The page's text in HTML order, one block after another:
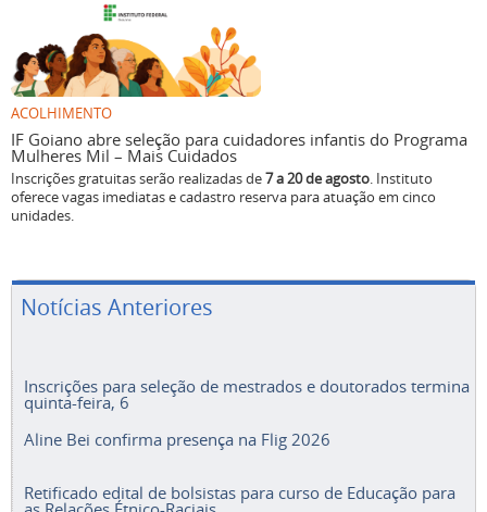
ACOLHIMENTO
IF Goiano abre seleção para cuidadores infantis do Programa
Mulheres Mil – Mais Cuidados
Inscrições gratuitas serão realizadas de7 a 20 de agosto. Instituto
oferece vagas imediatas e cadastro reserva para atuação em cinco
unidades.
Notícias Anteriores
Inscrições para seleção de mestrados e doutorados termina
quinta-feira, 6
Aline Bei confirma presença na Flig 2026
Retificado edital de bolsistas para curso de Educação para